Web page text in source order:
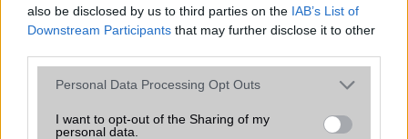
also be disclosed by us to third parties on the IAB’s List of
Downstream Participants that may further disclose it to other
Please note that this website/app uses one or more Google
not limited to your visit or usage behaviour. You may click to
Personal Data Processing Opt Outs
I want to opt-out of the Sharing of my
personal data.
EGYÉB
Vibra jelzés Van
SIM típus microSIM